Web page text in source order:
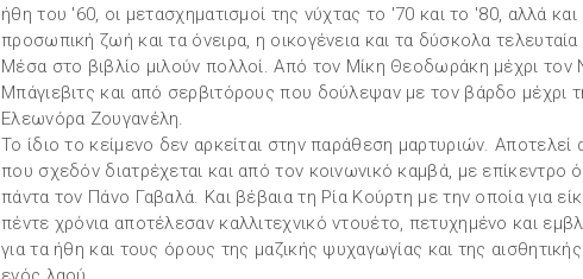
ήθη του '60, οι μετασχηματισμοί της νύχτας το '70 και το '80, αλλά και
προσωπική ζωή και τα όνειρα, η οικογένεια και τα δύσκολα τελευταία
Μέσα στο βιβλίο μιλούν πολλοί. Από τον Μίκη Θεοδωράκη μέχρι τον
Μπάγιεβιτς και από σερβιτόρους που δούλεψαν με τον βάρδο μέχρι
Ελεωνόρα Ζουγανέλη.
Το ίδιο το κείμενο δεν αρκείται στην παράθεση μαρτυριών. Αποτελεί
που σχεδόν διατρέχεται και από τον κοινωνικό καμβά, με επίκεντρο
πάντα τον Πάνο Γαβαλά. Και βέβαια τη Ρία Κούρτη με την οποία για
πέντε χρόνια αποτέλεσαν καλλιτεχνικό ντουέτο, πετυχημένο και
για τα ήθη και τους όρους της μαζικής ψυχαγωγίας και της